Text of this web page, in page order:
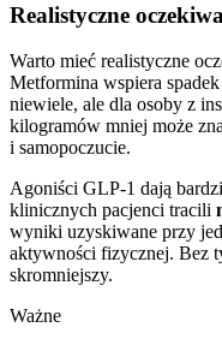
Realistyczne
Warto mieć realistyczne
Metformina wspiera spadek
niewiele, ale dla osoby z
kilogramów mniej może
i samopoczucie.
Agoniści GLP-1 dają
klinicznych pacjenci tracili
wyniki uzyskiwane przy
aktywności fizycznej. Bez
skromniejszy.
Ważne